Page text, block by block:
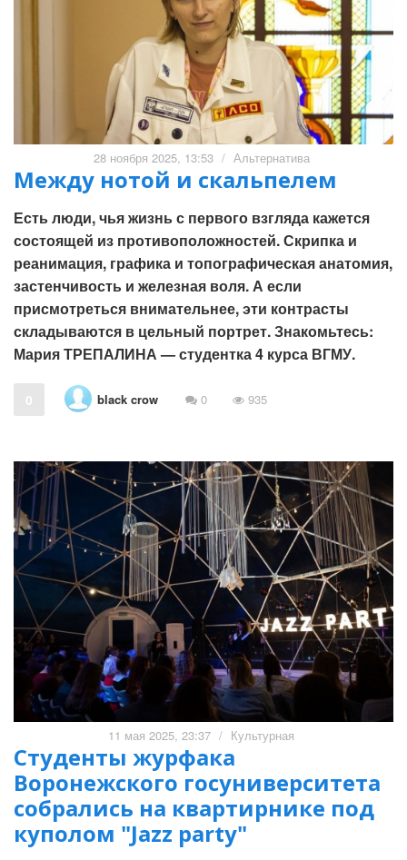
28 ноября 2025, 13:53 / Альтернатива
Между нотой и скальпелем
Есть люди, чья жизнь с первого взгляда кажется
состоящей из противоположностей. Скрипка и
реанимация, графика и топографическая анатомия,
застенчивость и железная воля. А если
присмотреться внимательнее, эти контрасты
складываются в цельный портрет. Знакомьтесь:
Мария ТРЕПАЛИНА — студентка 4 курса ВГМУ.
0 black crow 0 935
11 мая 2025, 23:37 / Культурная
Студенты журфака
Воронежского госуниверситета
собрались на квартирнике под
куполом "Jazz party"